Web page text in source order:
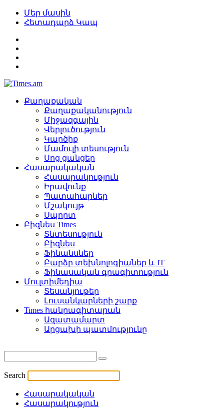
Մեր մասին
Հետադարձ Կապ
Քաղաքական
Քաղաքականություն
Միջազգային
Վերլուծություն
Կարծիք
Մամուլի տեսություն
Սոց ցանցեր
Հասարակական
Հասարակություն
Իրավունք
Պատահարներ
Մշակույթ
Սպորտ
Բիզնես Times
Տնտեսություն
Բիզնես
Ֆինանսներ
Բարձր տեխնոլոգիաներ և IT
Ֆինասական գրագիտություն
Մուլտիմեդիա
Տեսանյութեր
Լուսանկարների շարք
Times հանրագիտարան
Ազատամարտ
Արցախի պատմությունը
Search
Հասարակական
Հասարակություն